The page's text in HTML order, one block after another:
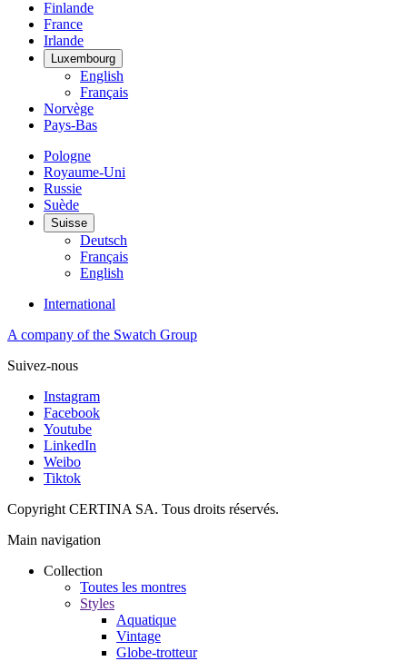
Finlande
France
Irlande
Luxembourg
English
Français
Norvège
Pays-Bas
Pologne
Royaume-Uni
Russie
Suède
Suisse
Deutsch
Français
English
International
A company of the Swatch Group
Suivez-nous
Instagram
Facebook
Youtube
LinkedIn
Weibo
Tiktok
Copyright CERTINA SA. Tous droits réservés.
Main navigation
Collection
Toutes les montres
Styles
Aquatique
Vintage
Globe-trotteur